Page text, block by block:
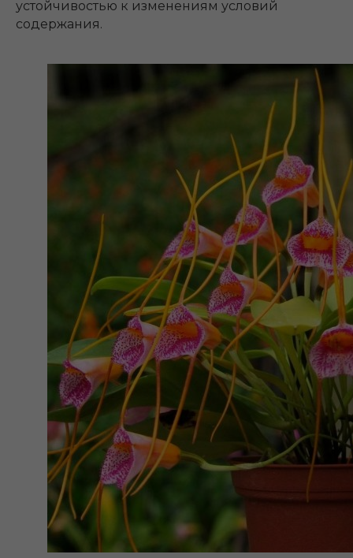
устойчивостью к изменениям условий
содержания.